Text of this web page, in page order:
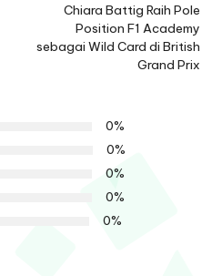
Chiara Battig Raih Pole
Position F1 Academy
sebagai Wild Card di British
Grand Prix
0%
0%
0%
0%
0%